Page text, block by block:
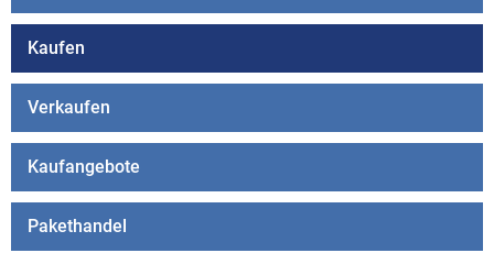
Kaufen
Verkaufen
Kaufangebote
Pakethandel